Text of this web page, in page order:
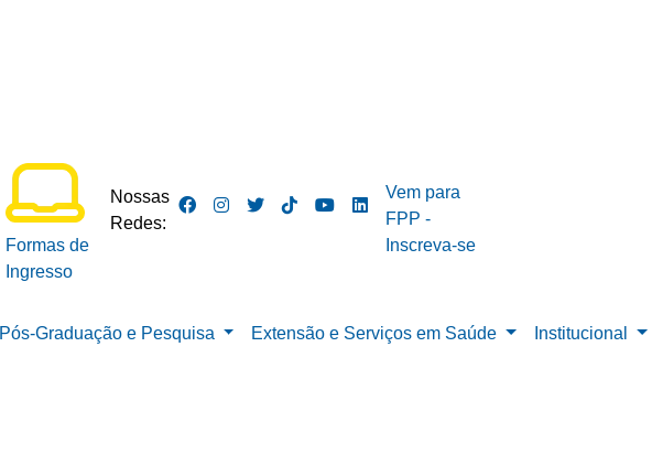
Formas de
Ingresso
Nossas
Redes:
Vem para
FPP -
Inscreva-se
Pós-Graduação e Pesquisa Extensão e Serviços em Saúde Institucional